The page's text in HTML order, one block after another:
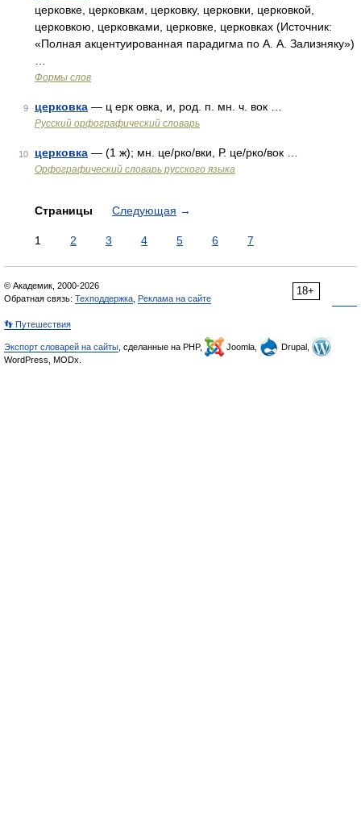
церковке, церковкам, церковку, церковки, церковкой,
церковкою, церковками, церковке, церковках (Источник:
«Полная акцентуированная парадигма по А. А. Зализняку»)
Формы слов
9 церковка — ц ерк овка, и, род. п. мн. ч. вок …
Русский орфографический словарь
10 церковка — (1 ж); мн. це/рко/вки, Р. це/рко/вок …
Орфографический словарь русского языка
Страницы Следующая →
1 2 3 4 5 6 7
18+
© Академик, 2000-2026
Обратная связь: Техподдержка Реклама на сайте
👣 Путешествия
Экспорт словарей на сайты , сделанные на PHP, Joomla,
Drupal,
WordPress, MODx.